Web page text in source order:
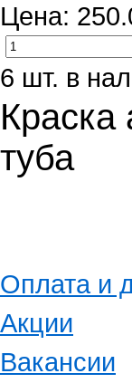
Цена:
6 шт. в
туба
Оплата и
Акции
Вакансии